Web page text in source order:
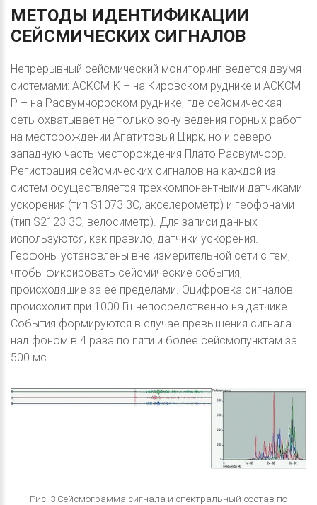
МЕТОДЫ ИДЕНТИФИКАЦИИ
СЕЙСМИЧЕСКИХ СИГНАЛОВ
Непрерывный сейсмический мониторинг ведется двумя
системами: АСКСМ-К – на Кировском руднике и АСКСМ-
Р – на Расвумчоррском руднике, где сейсмическая
сеть охватывает не только зону ведения горных работ
на месторождении Апатитовый Цирк, но и северо-
западную часть месторождения Плато Расвумчорр.
Регистрация сейсмических сигналов на каждой из
систем осуществляется трехкомпонентными датчиками
ускорения (тип S1073 3С, акселерометр) и геофонами
(тип S2123 3С, велосиметр). Для записи данных
используются, как правило, датчики ускорения.
Геофоны установлены вне измерительной сети с тем,
чтобы фиксировать сейсмические события,
происходящие за ее пределами. Оцифровка сигналов
происходит при 1000 Гц непосредственно на датчике.
События формируются в случае превышения сигнала
над фоном в 4 раза по пяти и более сейсмопунктам за
500 мс.
Рис. 3 Сейсмограмма сигнала и спектральный состав по